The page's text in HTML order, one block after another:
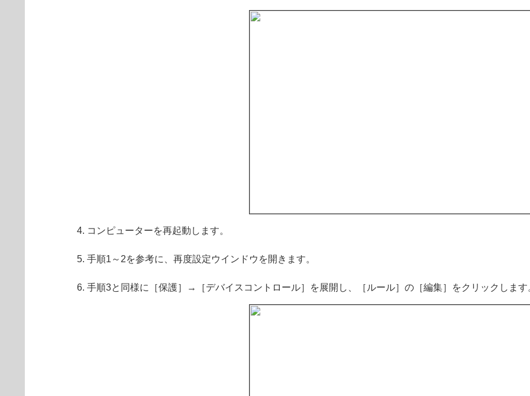
コンピューターを再起動します。
手順1～2を参考に、再度設定ウインドウを開きます。
手順3と同様に［保護］→［デバイスコントロール］を展開し、［ルール］の［編集］をクリックします